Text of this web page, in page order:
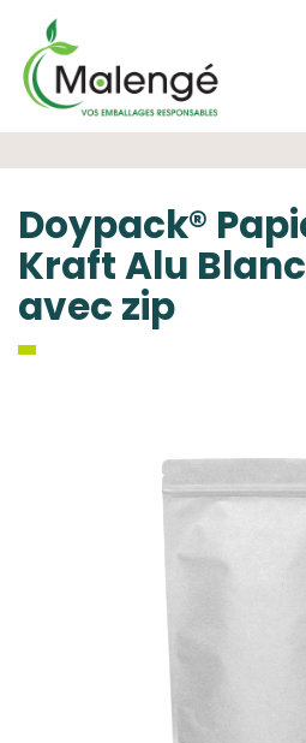
Doypack® Papier
Kraft Alu Blanc
avec zip